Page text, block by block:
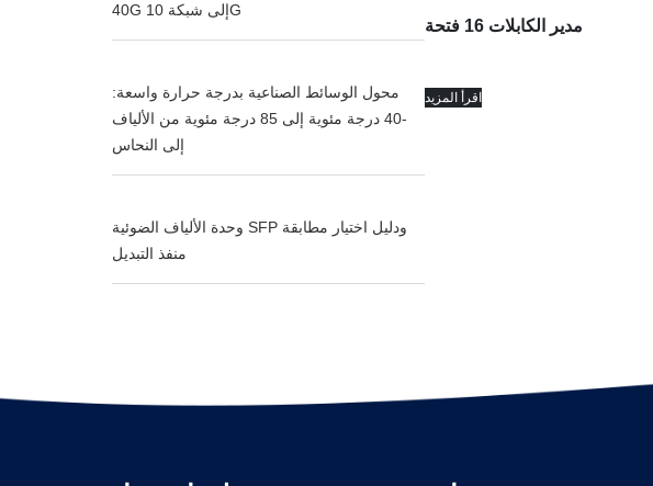
40G إلى شبكة 10G
محول الوسائط الصناعية بدرجة حرارة واسعة:
-40 درجة مئوية إلى 85 درجة مئوية من الألياف
إلى النحاس
وحدة الألياف الضوئية SFP ودليل اختيار مطابقة
منفذ التبديل
اقرأ المزيد